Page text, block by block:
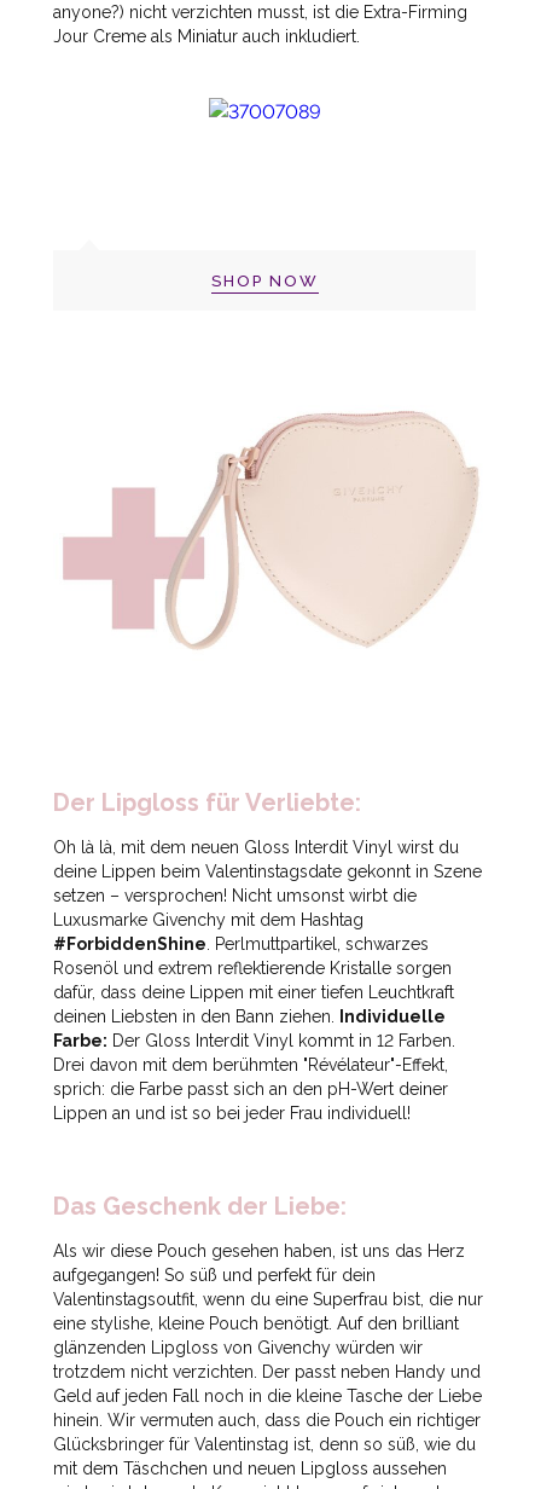
anyone?) nicht verzichten musst, ist die Extra-Firming
Jour Creme als Miniatur auch inkludiert.
SHOP NOW
Der Lipgloss für Verliebte:
Oh là là, mit dem neuen Gloss Interdit Vinyl wirst du
deine Lippen beim Valentinstagsdate gekonnt in Szene
setzen – versprochen! Nicht umsonst wirbt die
Luxusmarke Givenchy mit dem Hashtag
#ForbiddenShine. Perlmuttpartikel, schwarzes
Rosenöl und extrem reflektierende Kristalle sorgen
dafür, dass deine Lippen mit einer tiefen Leuchtkraft
deinen Liebsten in den Bann ziehen.
Individuelle
Farbe: Der Gloss Interdit Vinyl kommt in 12 Farben.
Drei davon mit dem berühmten "Révélateur"-Effekt,
sprich: die Farbe passt sich an den pH-Wert deiner
Lippen an und ist so bei jeder Frau individuell!
Das Geschenk der Liebe:
Als wir diese Pouch gesehen haben, ist uns das Herz
aufgegangen! So süß und perfekt für dein
Valentinstagsoutfit, wenn du eine Superfrau bist, die nur
eine stylishe, kleine Pouch benötigt. Auf den brilliant
glänzenden Lipgloss von Givenchy würden wir
trotzdem nicht verzichten. Der passt neben Handy und
Geld auf jeden Fall noch in die kleine Tasche der Liebe
hinein. Wir vermuten auch, dass die Pouch ein richtiger
Glücksbringer für Valentinstag ist, denn so süß, wie du
mit dem Täschchen und neuen Lipgloss aussehen